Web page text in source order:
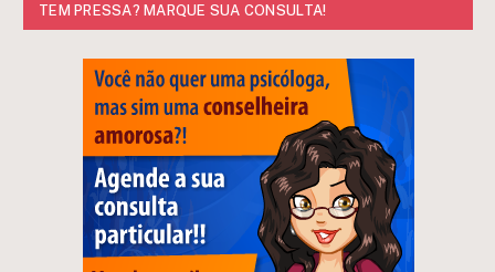
TEM PRESSA? MARQUE SUA CONSULTA!